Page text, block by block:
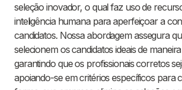
seleção inovador, o qual faz uso de
inteligência humana para aperfeiçoar a
candidatos. Nossa abordagem assegura
selecionem os candidatos ideais de
garantindo que os profissionais corretos
apoiando-se em critérios específicos para